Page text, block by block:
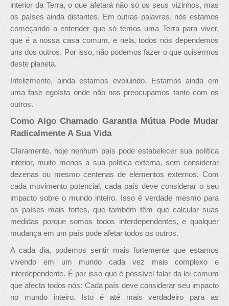
interior da Terra, o que afetará não só os seus vizinhos, mas
os países ainda distantes. Em outras palavras, nós estamos
começando a entender que só temos uma Terra para viver,
que é a nossa casa comum, e nela, todos nós dependemos
uns dos outros. Por isso, não podemos fazer o que quisermos
deste planeta.
Infelizmente, ainda estamos evoluindo. Estamos ainda em
uma fase egoísta onde não nos preocupamos tanto com os
outros.
Como Algo Chamado Garantia Mútua Pode Mudar
Radicalmente A Sua Vida
Claramente, hoje nenhum país pode estabelecer sua política
interior, muito menos a sua política externa, sem considerar
dezenas ou mesmo centenas de elementos externos. Com
cada movimento potencial, cada país deve considerar o seu
impacto sobre o mundo inteiro. Isso é verdade mesmo para
os países mais fortes, que também têm que calcular suas
medidas porque somos todos interdependentes, e qualquer
mudança em um país pode afetar todos os outros.
A cada dia, podemos sentir mais fortemente que estamos
vivendo em um mundo cada vez mais complexo e
interdependente. É por isso que é possível falar da lei comum
que afecta todos nós: Cada país deve considerar seu impacto
no mundo inteiro. Isto é até mais verdadeiro para as